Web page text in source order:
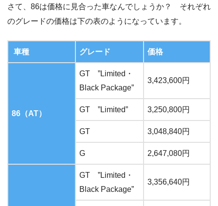
さて、86は価格に見合った車なんでしょうか？ それぞれ
のグレードの価格は下の表のようになっています。
車種 グレード 価格
86（AT）
GT ”Limited・
Black Package”
3,423,600円
GT ”Limited” 3,250,800円
GT 3,048,840円
G 2,647,080円
GT ”Limited・
Black Package”
3,356,640円